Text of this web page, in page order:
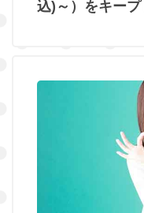
込)～）をキープ